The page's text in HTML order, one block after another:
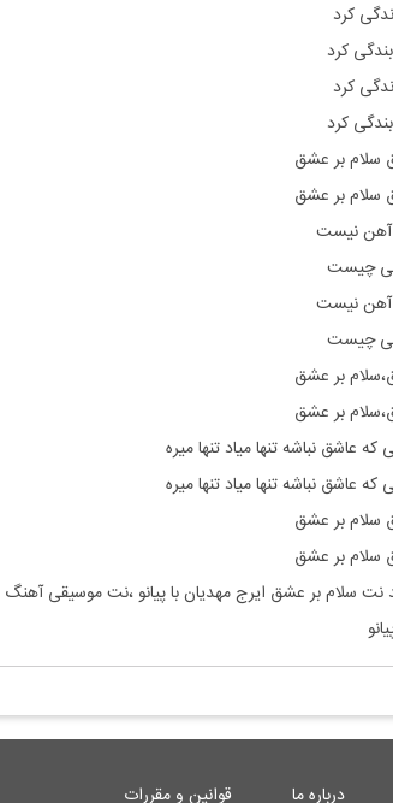
کرد
کرد
کرد
کرد
سلام بر عشق
سلام بر عشق
آهن نیست
چیست
آهن نیست
چیست
بر عشق
بر عشق
عاشق نباشه تنها میاد تنها میره
عاشق نباشه تنها میاد تنها میره
سلام بر عشق
سلام بر عشق
نت سلام بر عشق ایرج مهدیانبا پیانو ،نت موسیقی آهنگ
درباره ما قوانین و مقررات